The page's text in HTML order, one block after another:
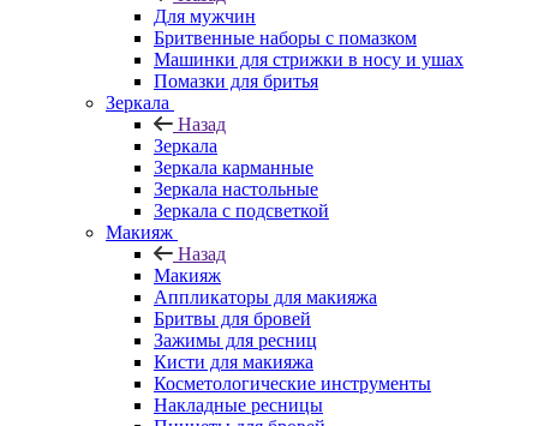
Для мужчин
Бритвенные наборы с помазком
Машинки для стрижки в носу и ушах
Помазки для бритья
Зеркала
Назад
Зеркала
Зеркала карманные
Зеркала настольные
Зеркала с подсветкой
Макияж
Назад
Макияж
Аппликаторы для макияжа
Бритвы для бровей
Зажимы для ресниц
Кисти для макияжа
Косметологические инструменты
Накладные ресницы